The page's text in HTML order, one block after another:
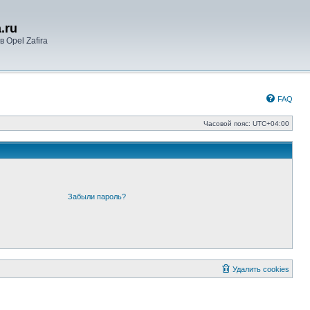
Opel Zafira
FAQ
Часовой пояс: UTC+04:00
Забыли пароль?
Удалить cookies